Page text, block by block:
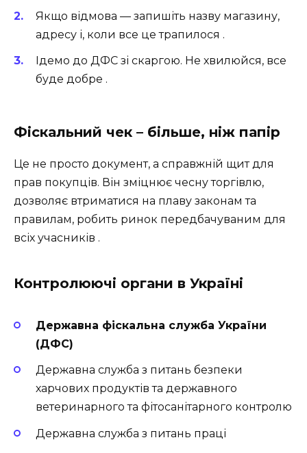
Якщо відмова — запишіть назву магазину,
адресу і, коли все це трапилося .
Ідемо до ДФС зі скаргою. Не хвилюйся, все
буде добре .
Фіскальний чек – більше, ніж папір
Це не просто документ, а справжній щит для
прав покупців. Він зміцнює чесну торгівлю,
дозволяє втриматися на плаву законам та
правилам, робить ринок передбачуваним для
всіх учасників .
Контролюючі органи в Україні
Державна фіскальна служба України
(ДФС)
Державна служба з питань безпеки
харчових продуктів та державного
ветеринарного та фітосанітарного контролю
Державна служба з питань праці